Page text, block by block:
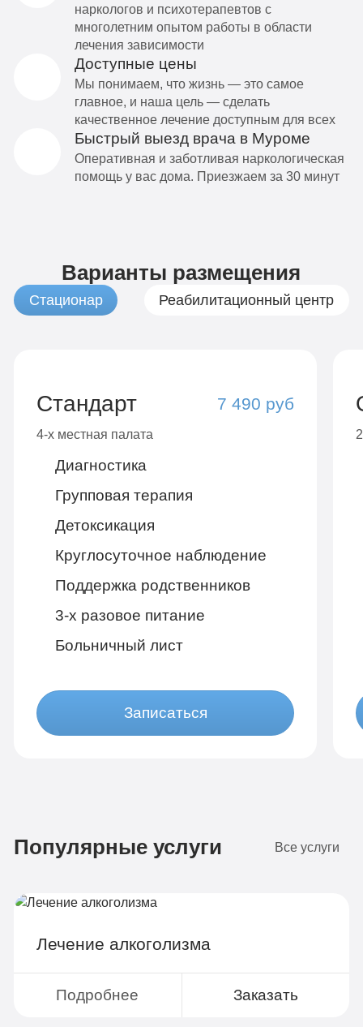
наркологов и психотерапевтов с
многолетним опытом работы в области
лечения зависимости
Доступные цены
Мы понимаем, что жизнь — это самое
главное, и наша цель — сделать
качественное лечение доступным для всех
Быстрый выезд врача в Муроме
Оперативная и заботливая наркологическая
помощь у вас дома. Приезжаем за 30 минут
Варианты размещения
Стационар Реабилитационный центр
Стандарт 7 490 руб
4-х местная палата
Диагностика
Групповая терапия
Детоксикация
Круглосуточное наблюдение
Поддержка родственников
3-х разовое питание
Больничный лист
Записаться
4-х местная комната
Групповая терапия
Поддержка родственников
Популярные услуги Все услуги
Лечение алкоголизма
Подробнее Заказать